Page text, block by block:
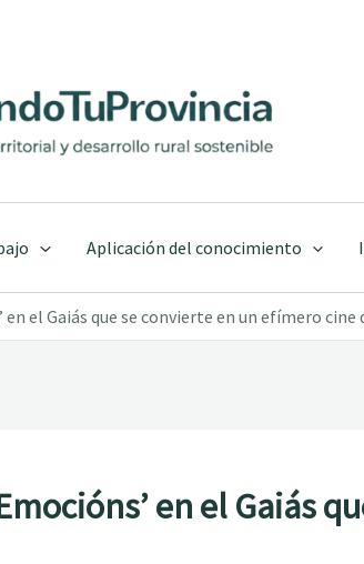
Aplicación del conocimiento
en el Gaiás que se convierte en un efímero
en el Gaiás